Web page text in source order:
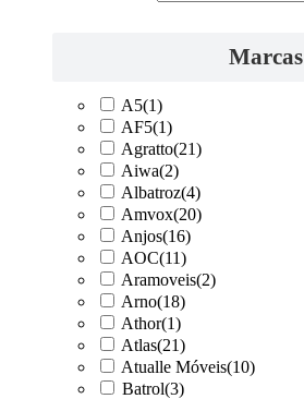
Marcas
A5(1)
AF5(1)
Agratto(21)
Aiwa(2)
Albatroz(4)
Amvox(20)
Anjos(16)
AOC(11)
Aramoveis(2)
Arno(18)
Athor(1)
Atlas(21)
Atualle Móveis(10)
Batrol(3)